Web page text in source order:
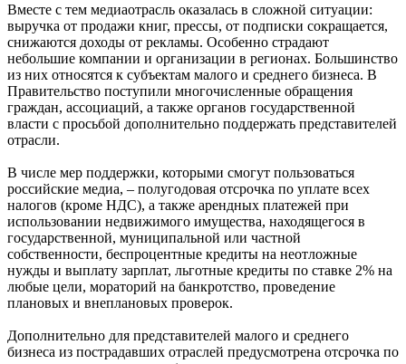
Вместе с тем медиаотрасль оказалась в сложной ситуации:
выручка от продажи книг, прессы, от подписки сокращается,
снижаются доходы от рекламы. Особенно страдают
небольшие компании и организации в регионах. Большинство
из них относятся к субъектам малого и среднего бизнеса. В
Правительство поступили многочисленные обращения
граждан, ассоциаций, а также органов государственной
власти с просьбой дополнительно поддержать представителей
отрасли.
В числе мер поддержки, которыми смогут пользоваться
российские медиа, – полугодовая отсрочка по уплате всех
налогов (кроме НДС), а также арендных платежей при
использовании недвижимого имущества, находящегося в
государственной, муниципальной или частной
собственности, беспроцентные кредиты на неотложные
нужды и выплату зарплат, льготные кредиты по ставке 2% на
любые цели, мораторий на банкротство, проведение
плановых и внеплановых проверок.
Дополнительно для представителей малого и среднего
бизнеса из пострадавших отраслей предусмотрена отсрочка по